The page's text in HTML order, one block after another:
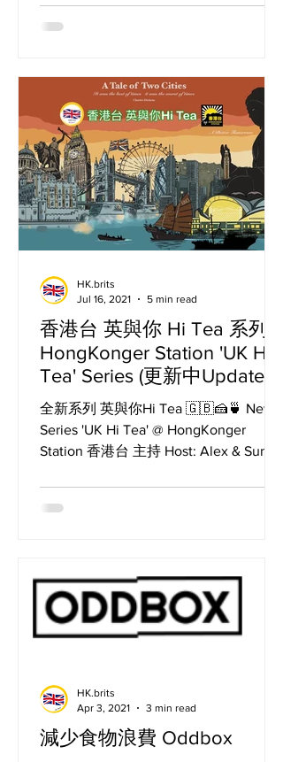
香港台 英與你 Hi Tea 系列
HongKonger Station 'UK Hi
Tea' Series (更新中Updated)
全新系列 英與你Hi Tea 🇬🇧🍰🍵 New
Series 'UK Hi Tea' @ HongKonger
Station 香港台 主持 Host: Alex & Sunny
HK.brits
Jul 16, 2021
5 min read
減少食物浪費 Oddbox
HK.brits
Apr 3, 2021
3 min read